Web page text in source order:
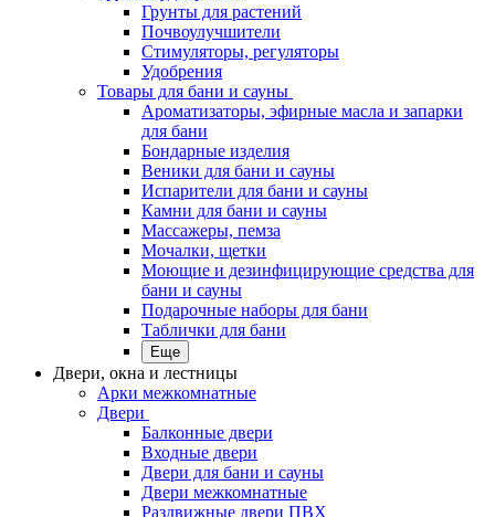
Грунты для растений
Почвоулучшители
Стимуляторы, регуляторы
Удобрения
Товары для бани и сауны
Ароматизаторы, эфирные масла и запарки
для бани
Бондарные изделия
Веники для бани и сауны
Испарители для бани и сауны
Камни для бани и сауны
Массажеры, пемза
Мочалки, щетки
Моющие и дезинфицирующие средства для
бани и сауны
Подарочные наборы для бани
Таблички для бани
Еще
Двери, окна и лестницы
Арки межкомнатные
Двери
Балконные двери
Входные двери
Двери для бани и сауны
Двери межкомнатные
Раздвижные двери ПВХ